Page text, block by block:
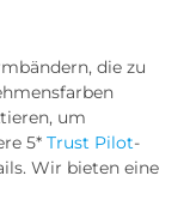
die zu
um
5* Trust Pilot-
Wir bieten eine